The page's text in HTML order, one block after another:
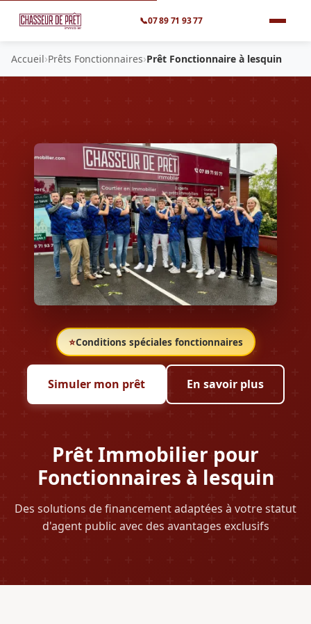
📞07 89 71 93 77
Accueil›Prêts Fonctionnaires›Prêt Fonctionnaire à lesquin
⭐Conditions spéciales fonctionnaires
Prêt Immobilier pour
Fonctionnaires à lesquin
Des solutions de financement adaptées à votre statut
d'agent public avec des avantages exclusifs
Simuler mon prêt En savoir plus